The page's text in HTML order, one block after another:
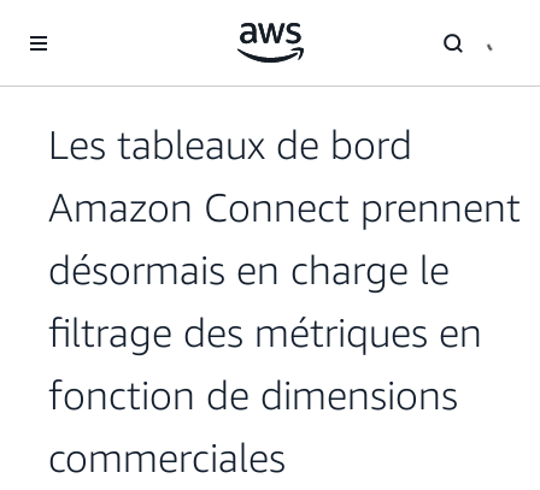
Les tableaux de bord
Amazon Connect prennent
désormais en charge le
filtrage des métriques en
fonction de dimensions
commerciales